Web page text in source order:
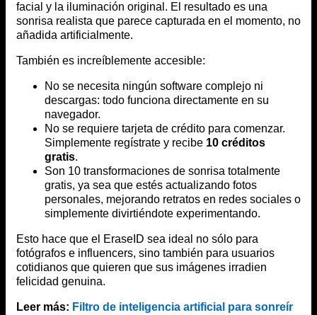
facial y la iluminación original. El resultado es una
sonrisa realista que parece capturada en el momento, no
añadida artificialmente.
También es increíblemente accesible:
No se necesita ningún software complejo ni
descargas: todo funciona directamente en su
navegador.
No se requiere tarjeta de crédito para comenzar.
Simplemente regístrate y recibe 10 créditos
gratis.
Son 10 transformaciones de sonrisa totalmente
gratis, ya sea que estés actualizando fotos
personales, mejorando retratos en redes sociales o
simplemente divirtiéndote experimentando.
Esto hace que el EraseID sea ideal no sólo para
fotógrafos e influencers, sino también para usuarios
cotidianos que quieren que sus imágenes irradien
felicidad genuina.
Leer más: Filtro de inteligencia artificial para sonreír